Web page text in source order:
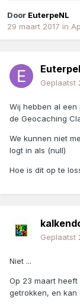
Door EuterpeNL
29 maart 2017 in
Geplaatst
Wij hebben al
de Geocaching
We kunnen niet
logt in als (null)
Hoe is dit op te
Geplaatst
Niet ...
Op 23 maart
getrokken, en kan